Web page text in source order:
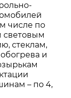
числе по
световым
стеклам,
и
– по 4,